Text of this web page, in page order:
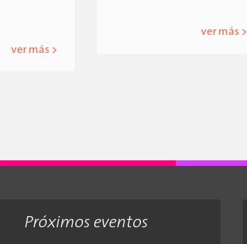
ver más >
ver más >
Próximos eventos